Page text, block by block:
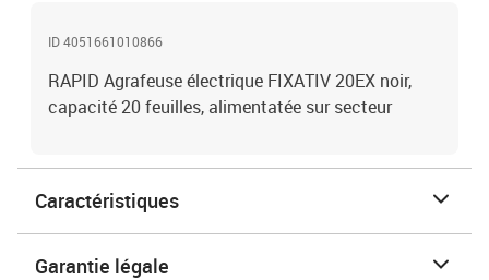
ID 4051661010866
RAPID Agrafeuse électrique FIXATIV 20EX noir,
capacité 20 feuilles, alimentatée sur secteur
Caractéristiques
Garantie légale